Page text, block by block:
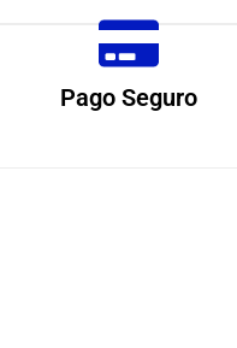
Pago Seguro